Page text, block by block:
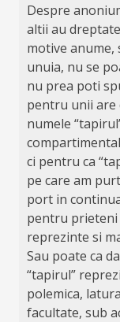
Despre
altii au
motive anume,
unuia, nu se
nu prea poti
pentru unii are
numele
ci pentru ca
pe care am
port in
pentru prieteni
reprezinte si
Sau poate ca
“tapirul”
polemica,
facultate, sub